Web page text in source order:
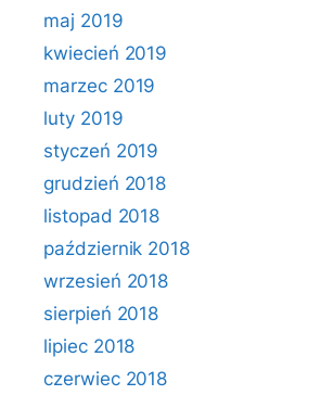
maj 2019
kwiecień 2019
marzec 2019
luty 2019
styczeń 2019
grudzień 2018
listopad 2018
październik 2018
wrzesień 2018
sierpień 2018
lipiec 2018
czerwiec 2018